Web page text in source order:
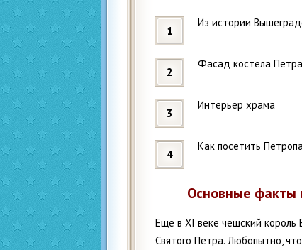
Из истории
Фасад костела
Интерьер храма
Как посетить
Основные факты
Еще в XI веке чешский король
Святого Петра. Любопытно,